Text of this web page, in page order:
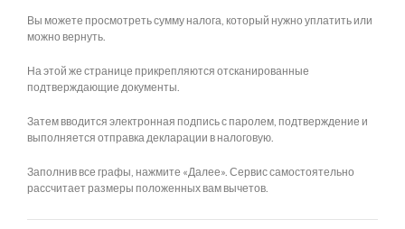
Вы можете просмотреть сумму налога, который нужно уплатить или
можно вернуть.
На этой же странице прикрепляются отсканированные
подтверждающие документы.
Затем вводится электронная подпись с паролем, подтверждение и
выполняется отправка декларации в налоговую.
Заполнив все графы, нажмите «Далее». Сервис самостоятельно
рассчитает размеры положенных вам вычетов.